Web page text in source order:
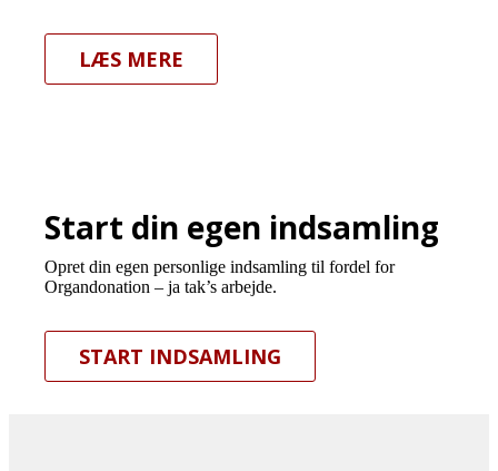
LÆS MERE
Start din egen indsamling
Opret din egen personlige indsamling til fordel for
Organdonation – ja tak’s arbejde.
START INDSAMLING